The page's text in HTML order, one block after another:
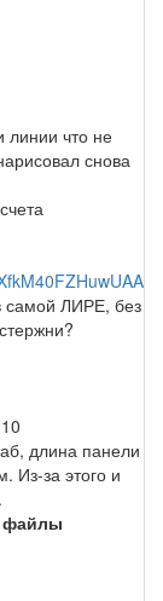
линии что не
снова
самой ЛИРЕ, без
длина панели
Из-за этого и
файлы